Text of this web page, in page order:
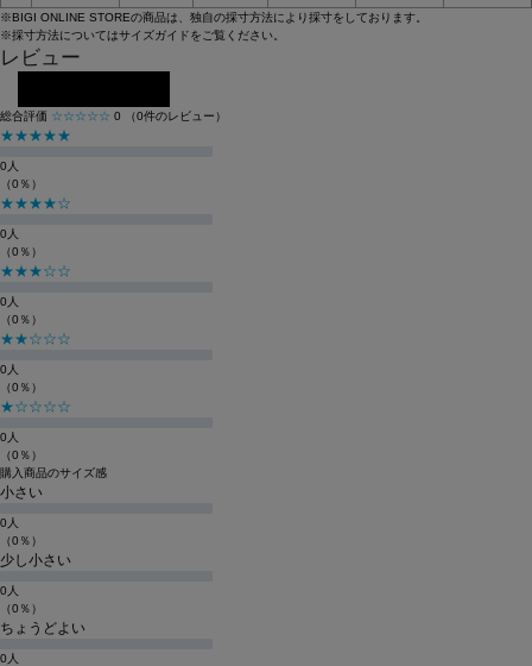
※BIGI ONLINE STOREの商品は、独自の採寸方法により採寸をしております。
※採寸方法についてはサイズガイドをご覧ください。
レビュー
総合評価 ☆☆☆☆☆ 0 （0件のレビュー）
★★★★★
0人
（0％）
★★★★☆
0人
（0％）
★★★☆☆
0人
（0％）
★★☆☆☆
0人
（0％）
★☆☆☆☆
0人
（0％）
購入商品のサイズ感
小さい
0人
（0％）
少し小さい
0人
（0％）
ちょうどよい
0人